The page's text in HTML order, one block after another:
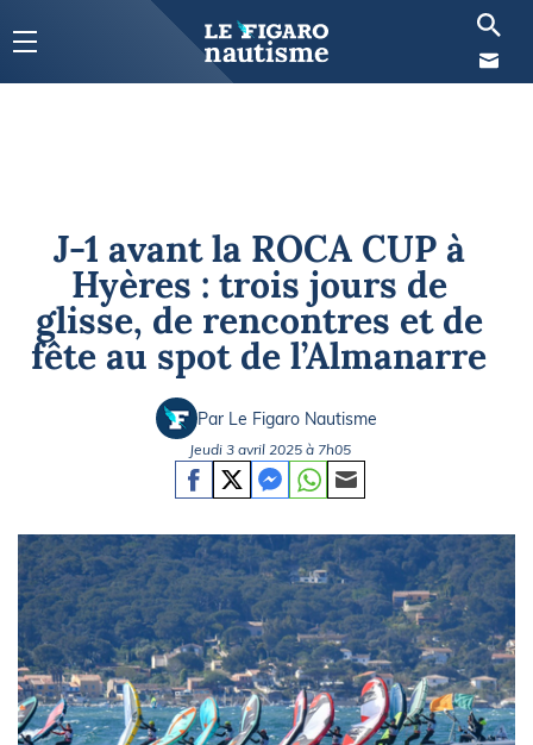
J-1 avant la ROCA CUP à
Hyères : trois jours de
glisse, de rencontres et de
fête au spot de l’Almanarre
Par Le Figaro Nautisme
Jeudi 3 avril 2025 à 7h05